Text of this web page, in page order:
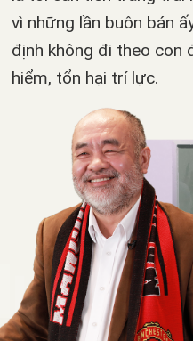
vì những lần buôn bán
định không đi theo con
hiểm, tổn hại trí lực.